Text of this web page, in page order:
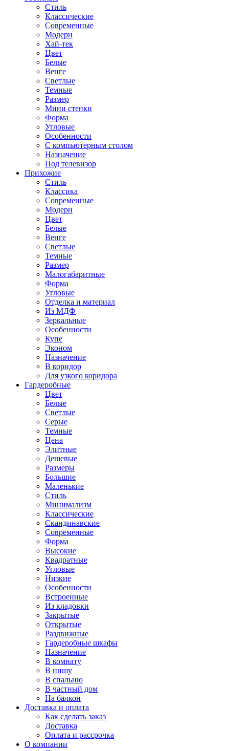
Стиль
Классические
Современные
Модерн
Хай-тек
Цвет
Белые
Венге
Светлые
Темные
Размер
Мини стенки
Форма
Угловые
Особенности
С компьютерным столом
Назначение
Под телевизор
Прихожие
Стиль
Классика
Современные
Модерн
Цвет
Белые
Венге
Светлые
Темные
Размер
Малогабаритные
Форма
Угловые
Отделка и материал
Из МДФ
Зеркальные
Особенности
Купе
Эконом
Назначение
В коридор
Для узкого коридора
Гардеробные
Цвет
Белые
Светлые
Серые
Темные
Цена
Элитные
Дешевые
Размеры
Большие
Маленькие
Стиль
Минимализм
Классические
Скандинавские
Современные
Форма
Высокие
Квадратные
Угловые
Низкие
Особенности
Встроенные
Из кладовки
Закрытые
Открытые
Раздвижные
Гардеробные шкафы
Назначение
В комнату
В нишу
В спальню
В частный дом
На балкон
Доставка и оплата
Как сделать заказ
Доставка
Оплата и рассрочка
О компании